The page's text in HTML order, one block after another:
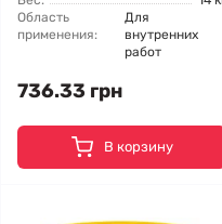
Область
применения:
Для
внутренних
работ
736.33 грн
В корзину